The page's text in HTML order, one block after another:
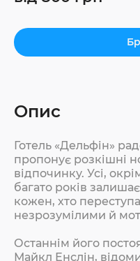
Опис
Готель «Дельфін»
пропонує розкішні
відпочинку. Усі,
багато років
кожен, хто
незрозумілими й
Останнім його
Майкл Енслін,